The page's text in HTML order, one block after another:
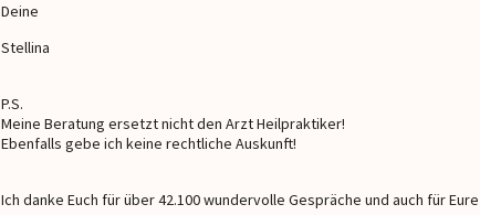
Deine
Stellina
P.S.
Meine Beratung ersetzt nicht den Arzt Heilpraktiker!
Ebenfalls gebe ich keine rechtliche Auskunft!
Ich danke Euch für über 42.100 wundervolle Gespräche und auch für